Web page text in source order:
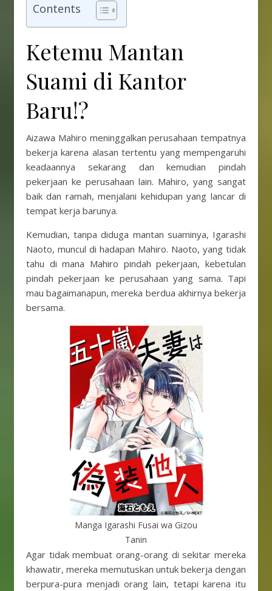
Contents
Ketemu Mantan
Suami di Kantor
Baru!?
Aizawa Mahiro meninggalkan perusahaan tempatnya
bekerja karena alasan tertentu yang mempengaruhi
keadaannya sekarang dan kemudian pindah
pekerjaan ke perusahaan lain. Mahiro, yang sangat
baik dan ramah, menjalani kehidupan yang lancar di
tempat kerja barunya.
Kemudian, tanpa diduga mantan suaminya, Igarashi
Naoto, muncul di hadapan Mahiro. Naoto, yang tidak
tahu di mana Mahiro pindah pekerjaan, kebetulan
pindah pekerjaan ke perusahaan yang sama. Tapi
mau bagaimanapun, mereka berdua akhirnya bekerja
bersama.
Manga Igarashi Fusai wa Gizou
Tanin
Agar tidak membuat orang-orang di sekitar mereka
khawatir, mereka memutuskan untuk bekerja dengan
berpura-pura menjadi orang lain, tetapi karena itu